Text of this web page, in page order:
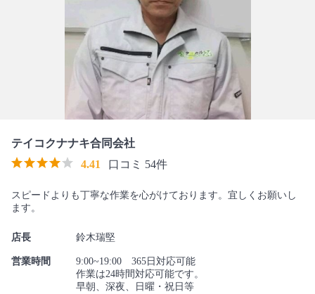
テイコクナナキ合同会社
4.41
口コミ 54件
スピードよりも丁寧な作業を心がけております。宜しくお願いし
ます。
店長 鈴木瑞堅
営業時間
9:00~19:00 365日対応可能
作業は24時間対応可能です。
早朝、深夜、日曜・祝日等